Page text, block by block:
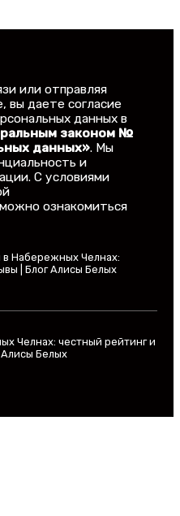
или отправляя
вы даете согласие
данных в
законом №
данных». Мы
и
С условиями
ознакомиться
Набережных Челнах:
| Блог Алисы Белых
Челнах: честный рейтинг и
Белых